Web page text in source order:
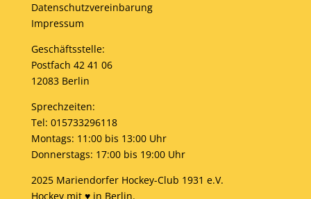
Datenschutzvereinbarung
Impressum
Geschäftsstelle:
Postfach 42 41 06
12083 Berlin
Sprechzeiten:
Tel: 015733296118
Montags: 11:00 bis 13:00 Uhr
Donnerstags: 17:00 bis 19:00 Uhr
2025 Mariendorfer Hockey-Club 1931 e.V.
Hockey mit ♥ in Berlin.